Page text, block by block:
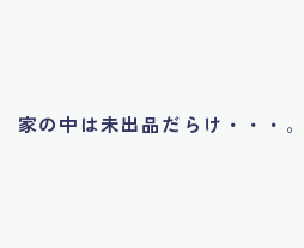
家の中は未出品だらけ・・・ 。